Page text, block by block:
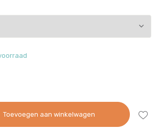
Toevoegen aan winkelwagen